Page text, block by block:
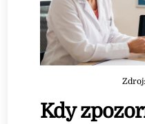
Kdy